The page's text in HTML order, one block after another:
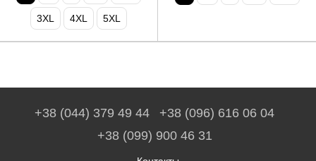
3XL 4XL 5XL
+38 (044) 379 49 44
+38 (096) 616 06 04
+38 (099) 900 46 31